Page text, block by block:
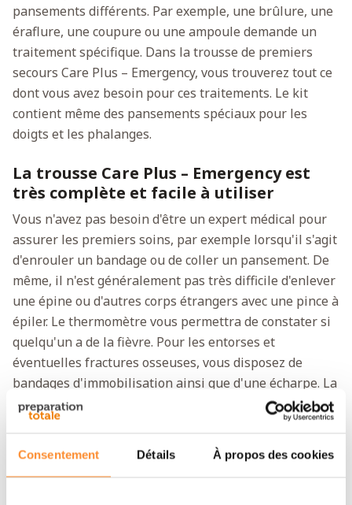
Consentement Détails À propos des cookies
pansements différents. Par exemple, une brûlure, une
éraflure, une coupure ou une ampoule demande un
traitement spécifique. Dans la trousse de premiers
secours Care Plus – Emergency, vous trouverez tout ce
dont vous avez besoin pour ces traitements. Le kit
contient même des pansements spéciaux pour les
doigts et les phalanges.
La trousse Care Plus – Emergency est
très complète et facile à utiliser
Vous n'avez pas besoin d'être un expert médical pour
assurer les premiers soins, par exemple lorsqu'il s'agit
d'enrouler un bandage ou de coller un pansement. De
même, il n'est généralement pas très difficile d'enlever
une épine ou d'autres corps étrangers avec une pince à
épiler. Le thermomètre vous permettra de constater si
quelqu'un a de la fièvre. Pour les entorses et
éventuelles fractures osseuses, vous disposez de
bandages d'immobilisation ainsi que d'une écharpe. La
trousse de premiers secours Care Plus – Emergency
fournit également une couverture de survie et un
masque de réanimation bouche-à-bouche.
Un kit de premiers soins pratique avec